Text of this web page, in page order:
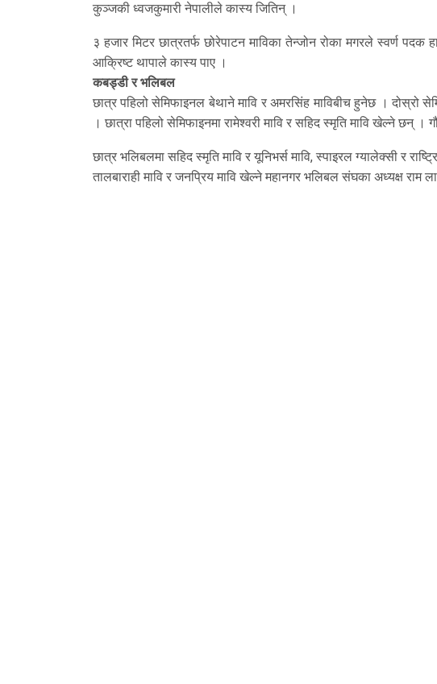
कुञ्जकी ध्वजकुमारी नेपालीले कास्य जितिन् ।
३ हजार मिटर छात्रतर्फ छोरेपाटन माविका तेन्जोन रोका मगरले स्वर्ण
आक्रिष्ट थापाले कास्य पाए ।
कबड्डी र भलिबल
छात्र पहिलो सेमिफाइनल बेथाने मावि र अमरसिंह माविबीच हुनेछ । दोस्रो
। छात्रा पहिलो सेमिफाइनमा रामेश्वरी मावि र सहिद स्मृति मावि खेल्ने छन्
छात्र भलिबलमा सहिद स्मृति मावि र यूनिभर्स मावि, स्पाइरल ग्यालेक्सी र
तालबाराही मावि र जनप्रिय मावि खेल्ने महानगर भलिबल संघका अध्यक्ष राम